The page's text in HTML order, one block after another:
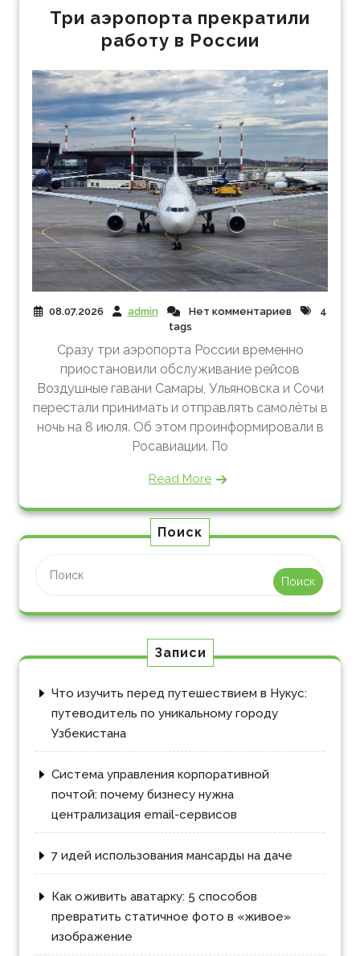
Три аэропорта прекратили
работу в России
08.07.2026 admin Нет комментариев
4
tags
Сразу три аэропорта России временно
приостановили обслуживание рейсов
Воздушные гавани Самары, Ульяновска и Сочи
перестали принимать и отправлять самолёты в
ночь на 8 июля. Об этом проинформировали в
Росавиации. По
Read More
Поиск
Поиск
Записи
Что изучить перед путешествием в Нукус:
путеводитель по уникальному городу
Узбекистана
Система управления корпоративной
почтой: почему бизнесу нужна
централизация email-сервисов
7 идей использования мансарды на даче
Как оживить аватарку: 5 способов
превратить статичное фото в «живое»
изображение